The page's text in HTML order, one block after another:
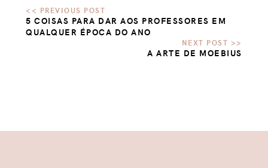
5 COISAS PARA DAR AOS PROFESSORES EM
QUALQUER ÉPOCA DO ANO
A ARTE DE MOEBIUS